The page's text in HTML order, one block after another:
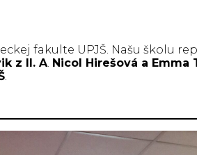
fakulte UPJŠ. Našu školu
z II. A. Nicol Hirešová a Emma
.